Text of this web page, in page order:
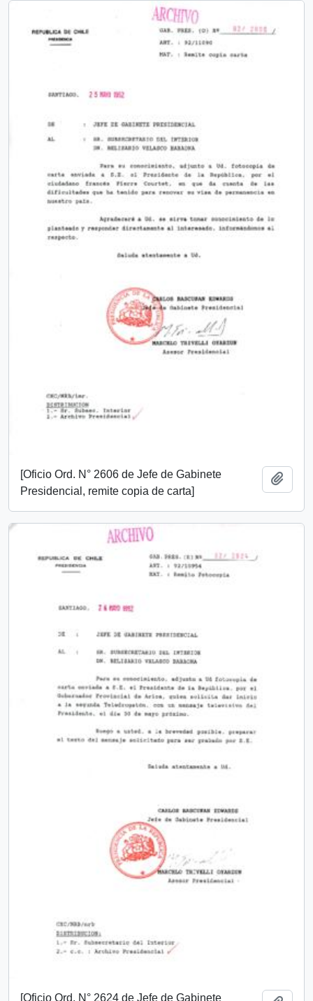
[Oficio Ord. N° 2606 de Jefe de Gabinete
Presidencial, remite copia de carta]
[Oficio Ord. N° 2624 de Jefe de Gabinete